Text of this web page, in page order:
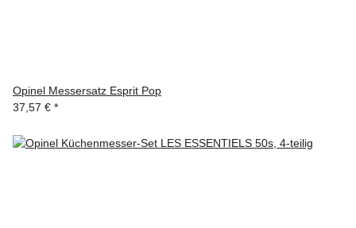
Opinel Messersatz Esprit Pop
37,57 € *